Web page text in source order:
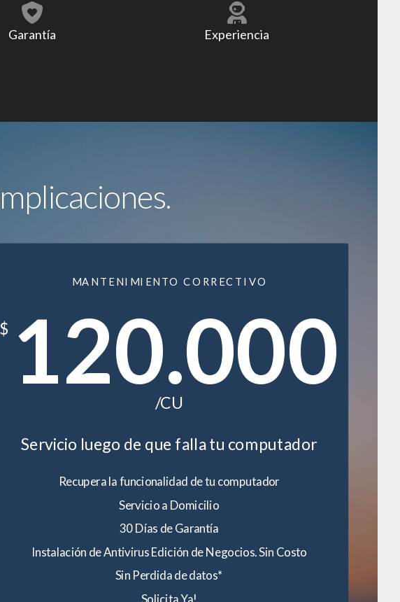
Garantía Experiencia
MANTENIMIENTO CORRECTIVO
$ 120.000
/CU
Servicio luego de que falla tu computador
Recupera la funcionalidad de tu computador
Servicio a Domicilio
30 Días de Garantía
Instalación de Antivirus Edición de Negocios. Sin Costo
Sin Perdida de datos*
Solicita Ya!